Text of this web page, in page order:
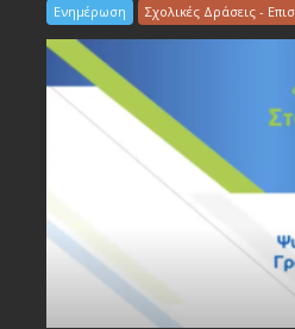
Ενημέρωση
Σχολικές Δράσεις -